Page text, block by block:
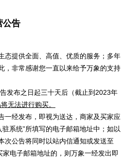
公告
态提供全面、高值、优质的服务；多年
，非常感谢您一直以来给予万象的支持
发布之日起三十天后（截止到2023年
无法进行购买。
一经发布，即视为送达，商家及买家应
系统”所填写的电子邮箱地址中；如以
次公告将同时以站内信通知或发送至
电子邮箱地址的，则万象一经发出即